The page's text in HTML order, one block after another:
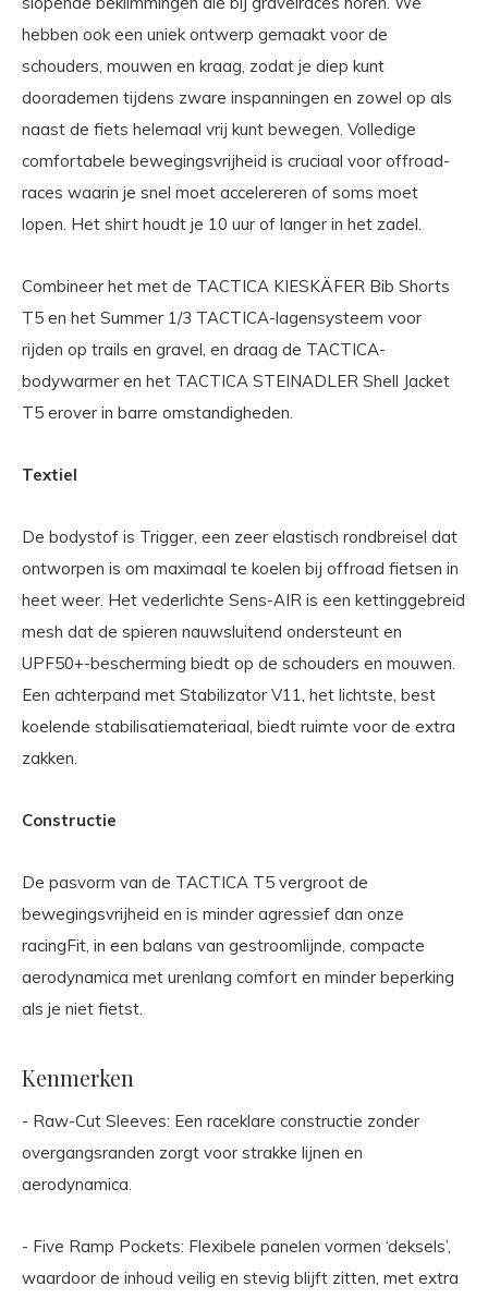
hebben ook een uniek ontwerp gemaakt voor de
schouders, mouwen en kraag, zodat je diep kunt
doorademen tijdens zware inspanningen en zowel op als
naast de fiets helemaal vrij kunt bewegen. Volledige
comfortabele bewegingsvrijheid is cruciaal voor offroad-
races waarin je snel moet accelereren of soms moet
lopen. Het shirt houdt je 10 uur of langer in het zadel.
Combineer het met de TACTICA KIESKÄFER Bib Shorts
T5 en het Summer 1/3 TACTICA-lagensysteem voor
rijden op trails en gravel, en draag de TACTICA-
bodywarmer en het TACTICA STEINADLER Shell Jacket
T5 erover in barre omstandigheden.
Textiel
De bodystof is Trigger, een zeer elastisch rondbreisel dat
ontworpen is om maximaal te koelen bij offroad fietsen in
heet weer. Het vederlichte Sens-AIR is een kettinggebreid
mesh dat de spieren nauwsluitend ondersteunt en
UPF50+-bescherming biedt op de schouders en mouwen.
Een achterpand met Stabilizator V11, het lichtste, best
koelende stabilisatiemateriaal, biedt ruimte voor de extra
zakken.
Constructie
De pasvorm van de TACTICA T5 vergroot de
bewegingsvrijheid en is minder agressief dan onze
racingFit, in een balans van gestroomlijnde, compacte
aerodynamica met urenlang comfort en minder beperking
als je niet fietst.
Kenmerken
- Raw-Cut Sleeves: Een raceklare constructie zonder
overgangsranden zorgt voor strakke lijnen en
aerodynamica.
- Five Ramp Pockets: Flexibele panelen vormen ‘deksels’,
waardoor de inhoud veilig en stevig blijft zitten, met extra